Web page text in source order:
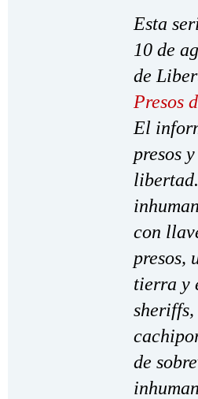
Esta
10 de
de
Presos
El
presos
con
presos,
tierra y
sheriffs,
de